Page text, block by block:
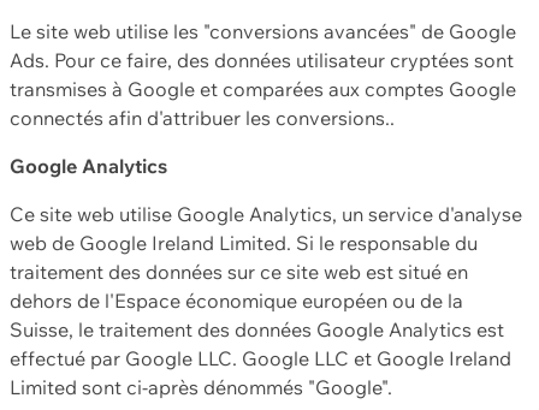
Le site web utilise les "conversions avancées" de Google
Ads. Pour ce faire, des données utilisateur cryptées sont
transmises à Google et comparées aux comptes Google
connectés afin d'attribuer les conversions..
Google Analytics
Ce site web utilise Google Analytics, un service d'analyse
web de Google Ireland Limited. Si le responsable du
traitement des données sur ce site web est situé en
dehors de l'Espace économique européen ou de la
Suisse, le traitement des données Google Analytics est
effectué par Google LLC. Google LLC et Google Ireland
Limited sont ci-après dénommés "Google".